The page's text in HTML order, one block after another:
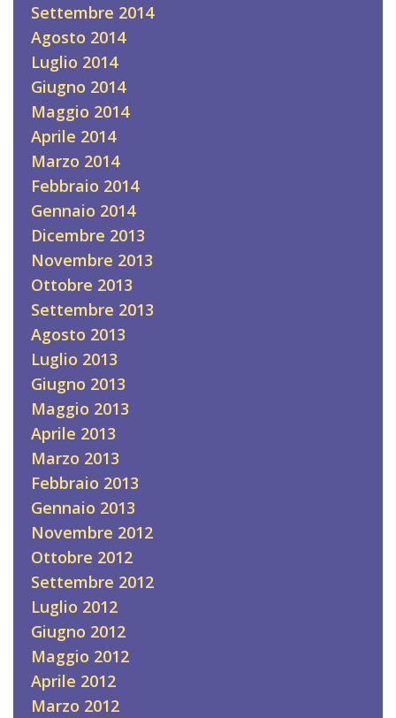
Settembre 2014
Agosto 2014
Luglio 2014
Giugno 2014
Maggio 2014
Aprile 2014
Marzo 2014
Febbraio 2014
Gennaio 2014
Dicembre 2013
Novembre 2013
Ottobre 2013
Settembre 2013
Agosto 2013
Luglio 2013
Giugno 2013
Maggio 2013
Aprile 2013
Marzo 2013
Febbraio 2013
Gennaio 2013
Novembre 2012
Ottobre 2012
Settembre 2012
Luglio 2012
Giugno 2012
Maggio 2012
Aprile 2012
Marzo 2012